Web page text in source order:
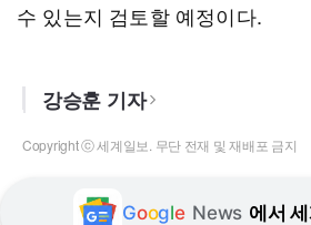
수 있는지 검토할 예정이다.
강승훈 기자
Copyright ⓒ 세계일보. 무단 전재 및 재배포 금지
Google News 에서